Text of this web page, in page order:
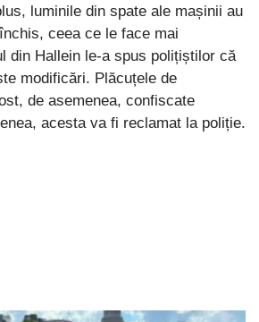
luminile din spate ale mașinii au
ceea ce le face mai
din Hallein le-a spus polițiștilor că
modificări. Plăcuțele de
de asemenea, confiscate
acesta va fi reclamat la poliție.